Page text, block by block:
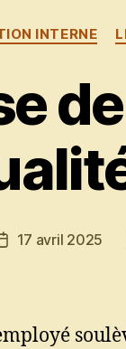
INTERNE
Date17 avril 2025